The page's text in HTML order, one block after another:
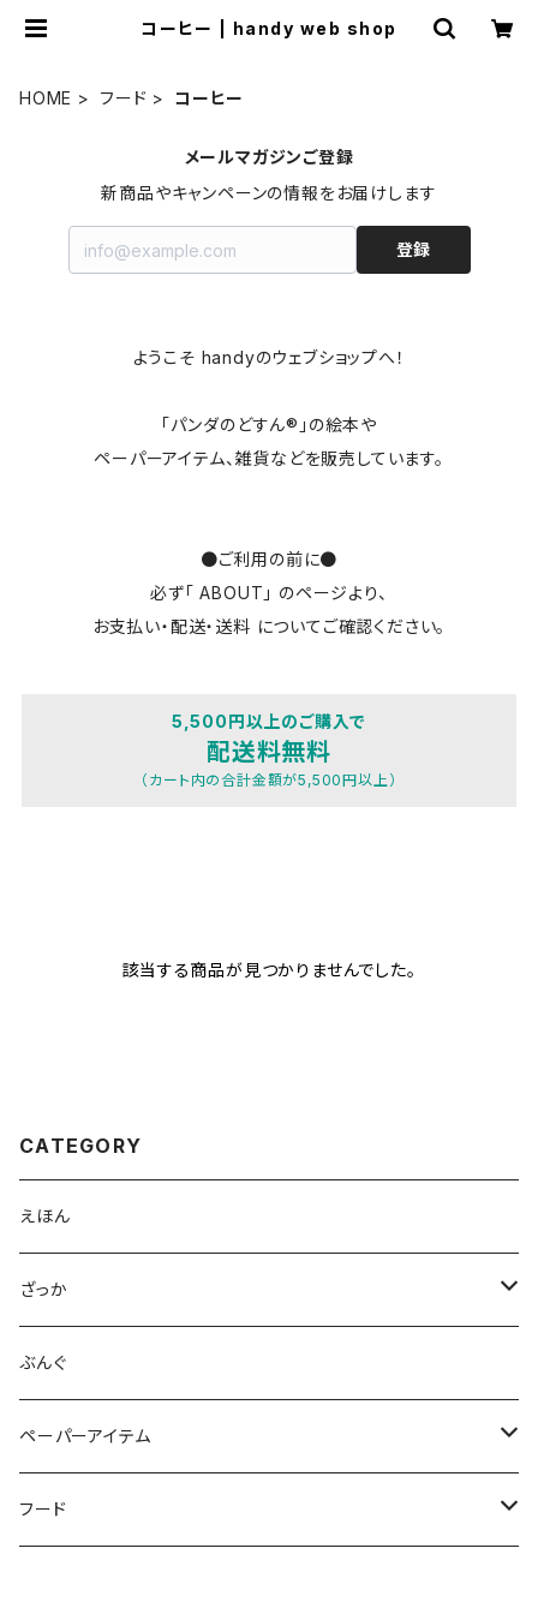
コーヒー | handy web shop
HOME フード コーヒー
メールマガジンご登録
新商品やキャンペーンの情報をお届けします
登録
ようこそ handyのウェブショップへ！
「パンダのどすん®」の絵本や
ペーパーアイテム、雑貨などを販売しています。
●ご利用の前に●
必ず「 ABOUT」 のページより、
お支払い・配送・送料 についてご確認ください。
5,500円以上のご購入で
配送料無料
（カート内の合計金額が5,500円以上）
該当する商品が見つかりませんでした。
CATEGORY
えほん
ざっか
缶バッジ
ステッカー
ぶんぐ
ペーパーアイテム
ポスター
フード